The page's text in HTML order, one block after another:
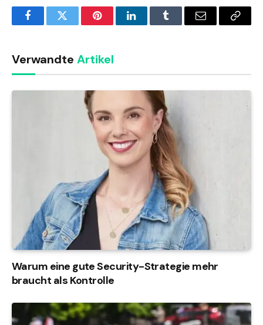
FacebookTwitter PinterestLinkedInTumblr Email
Copy
Verwandte Artikel
Warum eine gute Security-Strategie mehr
braucht als Kontrolle